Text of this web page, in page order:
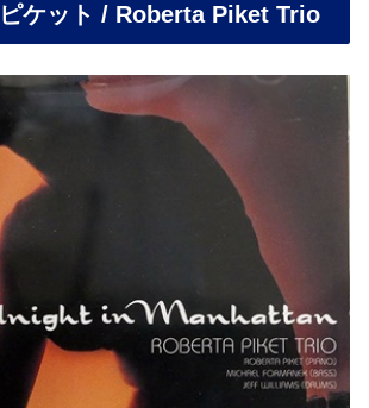
ケット / Roberta Piket Trio